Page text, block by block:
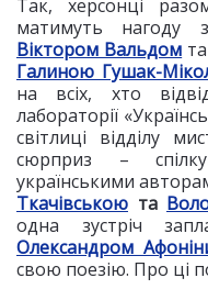
Так, херсонці
матимуть нагоду
Віктором Вальдом та
Галиною Гушак-
на всіх, хто
лабораторії
світлиці відділу
сюрприз –
українськими
Ткачівською та
одна зустріч
Олександром
свою поезію. Про ці